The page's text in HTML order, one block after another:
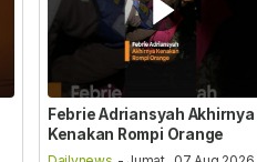
Febrie Adriansyah Akhirnya
Kenakan Rompi Orange